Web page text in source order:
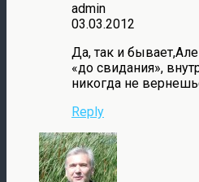
admin
03.03.2012
Да, так и
«до свидания»,
никогда не
Reply